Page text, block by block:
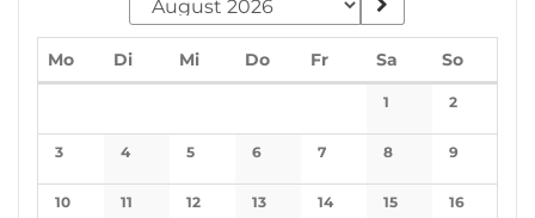
MoMontag
DiDienstag
MiMittwoch
DoDonnerstag
FrFreitag
Sa Samstag
So
1
Keine
2
Keine
3
Keine Veranstaltungen
4
Keine Veranstaltungen
5
Keine Veranstaltungen
6
Keine Veranstaltungen
7
Keine Veranstaltungen
8
Keine
9
Keine
10 11 12 13 14 15 16